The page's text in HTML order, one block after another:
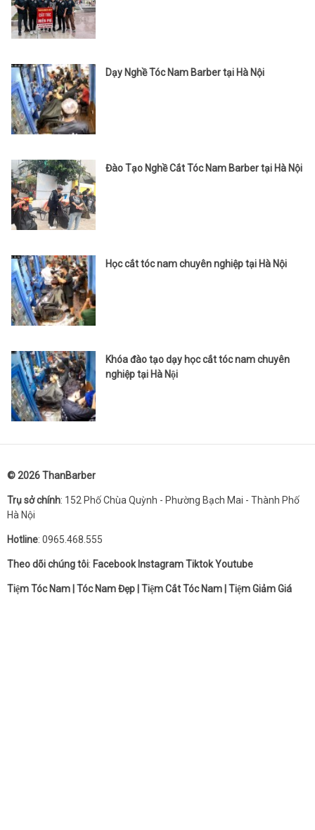
Dạy Nghề Tóc Nam Barber tại Hà Nội
Đào Tạo Nghề Cắt Tóc Nam Barber tại Hà Nội
Học cắt tóc nam chuyên nghiệp tại Hà Nội
Khóa đào tạo dạy học cắt tóc nam chuyên
nghiệp tại Hà Nội
© 2026ThanBarber
Trụ sở chính: 152 Phố Chùa Quỳnh - Phường Bạch Mai - Thành Phố
Hà Nội
Hotline: 0965.468.555
Theo dõi chúng tôi: Facebook InstagramTiktokYoutube
Tiệm Tóc Nam Tóc Nam Đẹp Tiệm Cắt Tóc Nam Tiệm Giảm Giá